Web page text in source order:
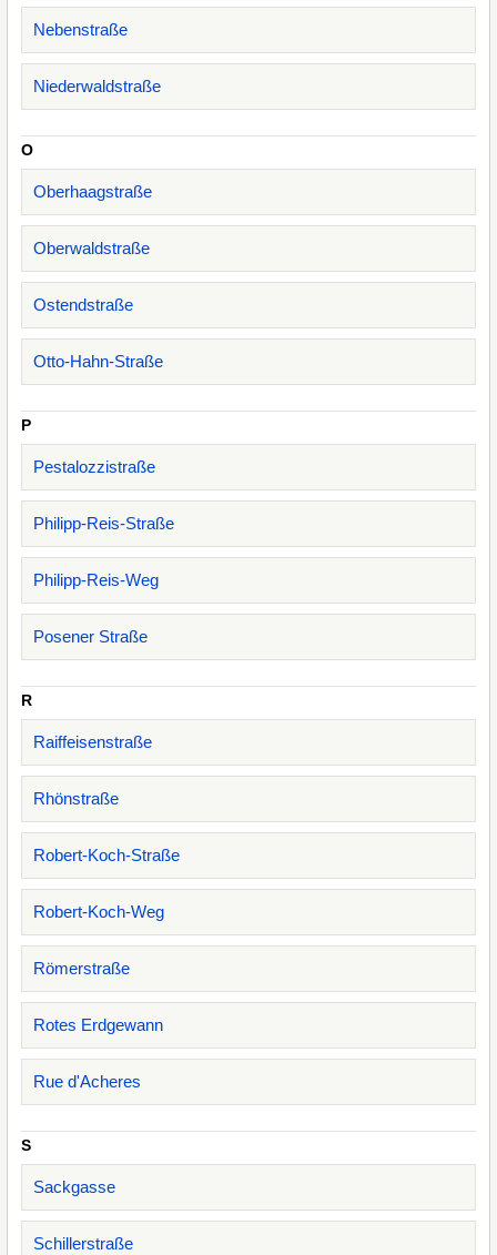
Nebenstraße
Niederwaldstraße
O
Oberhaagstraße
Oberwaldstraße
Ostendstraße
Otto-Hahn-Straße
P
Pestalozzistraße
Philipp-Reis-Straße
Philipp-Reis-Weg
Posener Straße
R
Raiffeisenstraße
Rhönstraße
Robert-Koch-Straße
Robert-Koch-Weg
Römerstraße
Rotes Erdgewann
Rue d'Acheres
S
Sackgasse
Schillerstraße